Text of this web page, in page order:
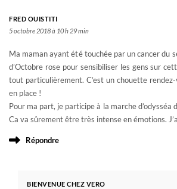
FRED OUISTITI
5 octobre 2018 à 10 h 29 min
Ma maman ayant été touchée par un cancer du
d’Octobre rose pour sensibiliser les gens sur
tout particulièrement. C’est un chouette
en place !
Pour ma part, je participe à la marche d’odysséa
Ca va sûrement être très intense en émotions.
Répondre
BIENVENUE CHEZ VERO